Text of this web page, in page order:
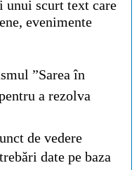
unui scurt text care
evenimente
”Sarea în
a rezolva
de vedere
date pe baza